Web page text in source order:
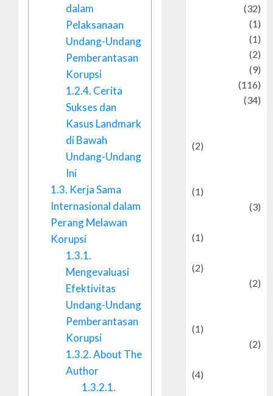
dalam
Pelaksanaan
Undang-Undang
Pemberantasan
Korupsi
1.2.4. Cerita
Sukses dan
Kasus Landmark
di Bawah
Undang-Undang
Ini
1.3. Kerja Sama
Internasional dalam
Perang Melawan
Korupsi
1.3.1.
Mengevaluasi
Efektivitas
Undang-Undang
Pemberantasan
Korupsi
1.3.2.About The
Author
1.3.2.1.
(32)
(1)
(1)
(2)
(9)
(116)
(34)
(2)
(1)
(3)
(1)
(2)
(2)
(1)
(2)
(4)